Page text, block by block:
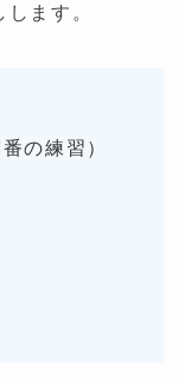
ます。
の練習）